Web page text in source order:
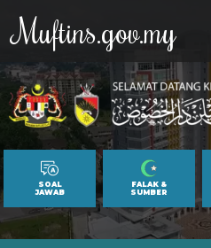
Muftins.gov.my
SOAL
JAWAB
FALAK &
SUMBER